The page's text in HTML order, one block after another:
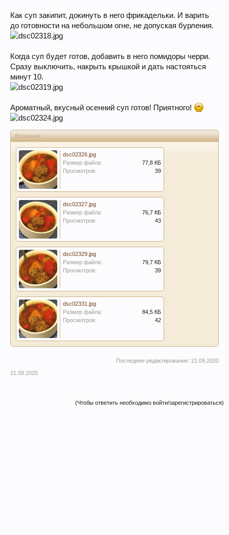
Как суп закипит, докинуть в него фрикадельки. И варить
до готовности на небольшом огне, не допуская бурления.
Когда суп будет готов, добавить в него помидоры черри.
Сразу выключить, накрыть крышкой и дать настояться
минут 10.
Ароматный, вкусный осенний суп готов! Приятного!
Вложения:
dsc02326.jpg
Размер файла:
77,8 КБ
Просмотров:
39
dsc02327.jpg
Размер файла:
76,7 КБ
Просмотров:
43
dsc02329.jpg
Размер файла:
79,7 КБ
Просмотров:
39
dsc02331.jpg
Размер файла:
84,5 КБ
Просмотров:
42
Последнее редактирование: 21.09.2020
21.09.2020
(Чтобы ответить необходимо войти/зарегистрироваться)